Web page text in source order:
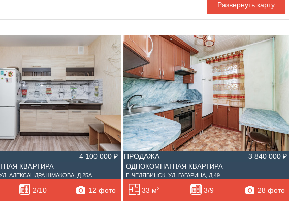
4 100 000 ₽
КВАРТИРА
АЛЕКСАНДРА ШМАКОВА, Д.25А
2/10 12 фото
ПРОДАЖА 3 840 000 ₽
ОДНОКОМНАТНАЯ КВАРТИРА
Г. ЧЕЛЯБИНСК, УЛ. ГАГАРИНА, Д.49
33 м2 3/9 28 фото